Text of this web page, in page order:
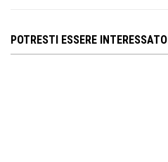
POTRESTI ESSERE